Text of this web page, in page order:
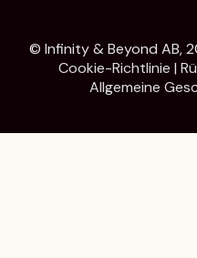
© Infinity & Beyond AB,
Cookie-Richtlinie |
Allgemeine